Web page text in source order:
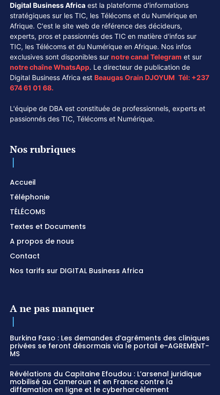
Digital Business Africa est la plateforme d'informations
stratégiques sur les TIC, les Télécoms et du Numérique en
Afrique. C'est le site web de référence des décideurs,
experts, pros et passionnés des TIC en matière d'infos sur
TIC, les Télécoms et du Numérique en Afrique. Nos infos
exclusives sont disponibles sur notre canal Telegram et sur
notre chaîneWhatsApp. Le directeur de publication de
Digital Business Africa est Beaugas Orain DJOYUM. Tél: +237
674 61 01 68.
L'équipe de DBA est constituée de professionnels, experts et
passionnés des TIC, Télécoms et Numérique.
Nos rubriques
Accueil
Téléphonie
TÉLÉCOMS
Textes et Documents
A propos de nous
Contact
Nos tarifs sur DIGITAL Business Africa
A ne pas manquer
Burkina Faso : Les demandes d’agréments des cliniques
privées se feront désormais via le portail e-AGREMENT-
MS
Révélations du Capitaine Efoudou : L’arsenal juridique
mobilisé au Cameroun et en France contre la
diffamation en ligne et le cyberharcèlement